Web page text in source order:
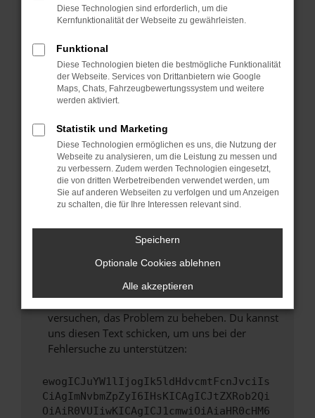
Prüfe deine Browsererweiterungen.
Manche Erweiterungen, wie Werbeblocker,
verhindern. Funktioniert die Seite in einem
anderen Browser oder in einem privaten
Fenster?
Starte dein Gerät neu.
Probleme zu beheben.
Stelle sicher, dass dein Browser und dein
Betriebssystem auf dem neuesten Stand
sind.
Veraltete Software birgt nicht nur ein
führen, dass bestimmte Funktionen nicht mehr
Wende dich an den Webseitenbetreiber.
Wenn du alle oben genannten Schritte versucht
hast, kontaktiere uns bitte. Wir werden
versuchen, das Problem zu beheben. Du kannst
uns diesen Text schicken, um uns bei der
Fehlersuche zu unterstützen:
ewogICJuYW1lIjogIk5ldHdvcmtFcnJvciIs
CiAgImNvbmZpZyI6IHsKICAgICJtZXRob2Qi
OiAiR0VUIiwKICAgICJ1cmwiOiAiaHR0cHM6
Diese Technologien sind erforderlich, um die
Kernfunktionalität der Webseite zu gewährleisten.
Funktional
Diese Technologien bieten die bestmögliche Funktionalität
der Webseite. Services von Drittanbietern wie Google
Maps, Chats, Fahrzeugbewertungssystem und weitere
werden aktiviert.
Statistik und Marketing
Diese Technologien ermöglichen es uns, die Nutzung der
Webseite zu analysieren, um die Leistung zu messen und
zu verbessern. Zudem werden Technologien eingesetzt,
die von dritten Werbetreibenden verwendet werden, um
Sie auf anderen Webseiten zu verfolgen und um Anzeigen
zu schalten, die für Ihre Interessen relevant sind.
Speichern
Optionale Cookies ablehnen
Alle akzeptieren